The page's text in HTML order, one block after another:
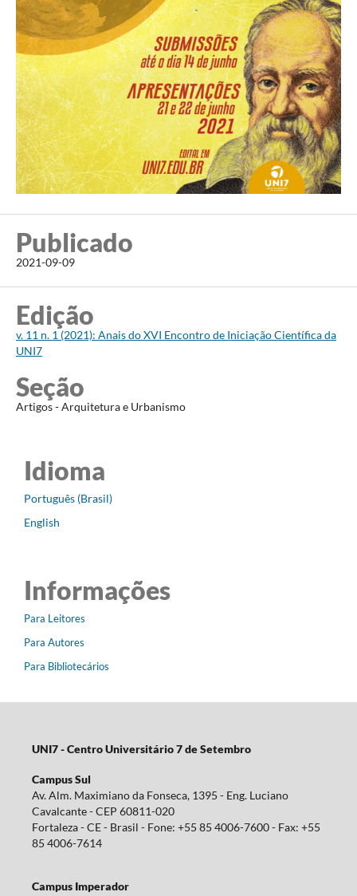
Publicado
2021-09-09
Edição
v. 11 n. 1 (2021): Anais do XVI Encontro de Iniciação Científica da
UNI7
Seção
Artigos - Arquitetura e Urbanismo
Idioma
Português (Brasil)
English
Informações
Para Leitores
Para Autores
Para Bibliotecários
UNI7 - Centro Universitário 7 de Setembro
Campus Sul
Av. Alm. Maximiano da Fonseca, 1395 - Eng. Luciano
Cavalcante - CEP 60811-020
Fortaleza - CE - Brasil - Fone: +55 85 4006-7600 - Fax: +55
85 4006-7614
Campus Imperador